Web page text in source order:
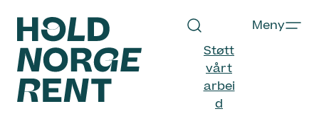
Hopp
innhold
Støtt
vårt
arbei
d
Meny